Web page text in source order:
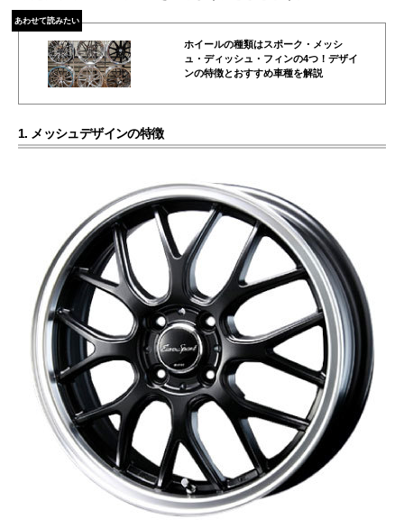
あわせて読みたい
ホイールの種類はスポーク・メッシ
ュ・ディッシュ・フィンの4つ！デザイ
ンの特徴とおすすめ車種を解説
1. メッシュデザインの特徴